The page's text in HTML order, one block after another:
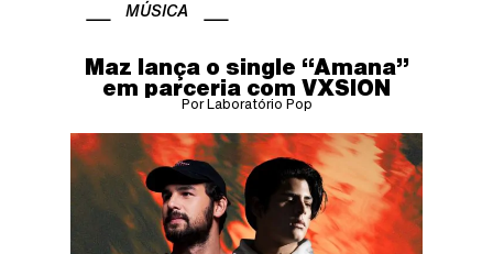
MÚSICA
Maz lança o single “Amana”
em parceria com VXSION
Por Laboratório Pop